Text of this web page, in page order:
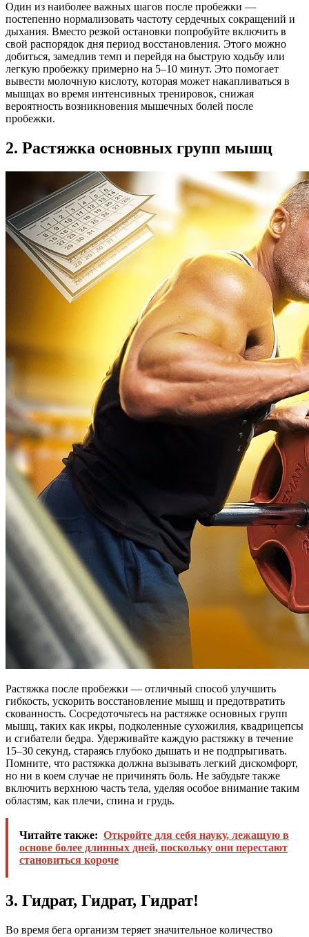
Один из наиболее важных шагов после пробежки —
постепенно нормализовать частоту сердечных сокращений и
дыхания. Вместо резкой остановки попробуйте включить в
свой распорядок дня период восстановления. Этого можно
добиться, замедлив темп и перейдя на быструю ходьбу или
легкую пробежку примерно на 5–10 минут. Это помогает
вывести молочную кислоту, которая может накапливаться в
мышцах во время интенсивных тренировок, снижая
вероятность возникновения мышечных болей после
пробежки.
2. Растяжка основных групп мышц
Растяжка после пробежки — отличный способ улучшить
гибкость, ускорить восстановление мышц и предотвратить
скованность. Сосредоточьтесь на растяжке основных групп
мышц, таких как икры, подколенные сухожилия, квадрицепсы
и сгибатели бедра. Удерживайте каждую растяжку в течение
15–30 секунд, стараясь глубоко дышать и не подпрыгивать.
Помните, что растяжка должна вызывать легкий дискомфорт,
но ни в коем случае не причинять боль. Не забудьте также
включить верхнюю часть тела, уделяя особое внимание таким
областям, как плечи, спина и грудь.
Читайте также: Откройте для себя науку, лежащую в
основе более длинных дней, поскольку они перестают
становиться короче
3. Гидрат, Гидрат, Гидрат!
Во время бега организм теряет значительное количество